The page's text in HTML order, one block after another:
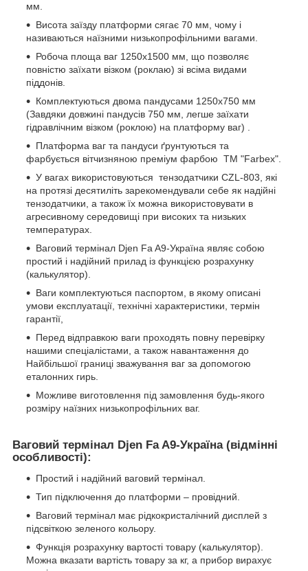
мм.
Висота заїзду платформи сягає 70 мм, чому і
називаються наїзними низькопрофільними вагами.
Робоча площа ваг 1250х1500 мм, що позволяє
повністю заїхати візком (роклаю) зі всіма видами
піддонів.
Комплектуються двома пандусами 1250х750 мм
(Завдяки довжині пандусів 750 мм, легше заїхати
гідравлічним візком (роклою) на платформу ваг) .
Платформа ваг та пандуси ґрунтуються та
фарбується вітчизняною преміум фарбою ТМ "Farbex".
У вагах використовуються тензодатчики CZL-803, які
на протязі десятиліть зарекомендували себе як надійні
тензодатчики, а також їх можна використовувати в
агресивному середовищі при високих та низьких
температурах.
Ваговий термінал Djen Fa A9-Україна являє собою
простий і надійний прилад із функцією розрахунку
(калькулятор).
Ваги комплектуються паспортом, в якому описані
умови експлуатації, технічні характеристики, термін
гарантії,
Перед відправкою ваги проходять повну перевірку
нашими спеціалістами, а також навантаження до
Найбільшої границі зважування ваг за допомогою
еталонних гирь.
Можливе виготовлення під замовлення будь-якого
розміру наїзних низькопрофільних ваг.
Ваговий термінал Djen Fa A9-Україна (відмінні
особливості):
Простий і надійний ваговий термінал.
Тип підключення до платформи – провідний.
Ваговий термінал має рідкокристалічний дисплей з
підсвіткою зеленого кольору.
Функція розрахунку вартості товару (калькулятор).
Можна вказати вартість товару за кг, а прибор вирахує